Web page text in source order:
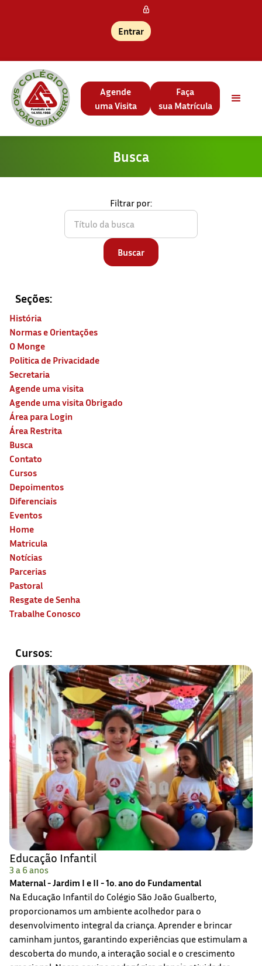
Entrar
Agende
uma Visita
Faça
sua Matrícula
Busca
Filtrar por:
Seções:
História
Normas e Orientações
O Monge
Politica de Privacidade
Secretaria
Agende uma visita
Agende uma visita Obrigado
Área para Login
Área Restrita
Busca
Contato
Cursos
Depoimentos
Diferenciais
Eventos
Home
Matricula
Notícias
Parcerias
Pastoral
Resgate de Senha
Trabalhe Conosco
Cursos:
Educação Infantil
3 a 6 anos
Maternal - Jardim I e II - 1o. ano do Fundamental
Na Educação Infantil do Colégio São João Gualberto,
proporcionamos um ambiente acolhedor para o
desenvolvimento integral da criança. Aprender e brincar
caminham juntos, garantindo experiências que estimulam a
descoberta do mundo, a interação social e o crescimento